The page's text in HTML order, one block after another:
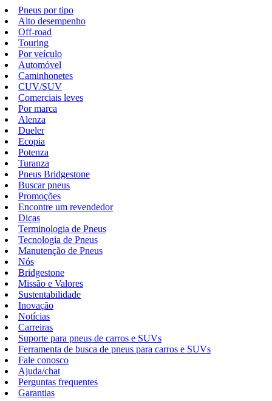
Pneus por tipo
Alto desempenho
Off-road
Touring
Por veículo
Automóvel
Caminhonetes
CUV/SUV
Comerciais leves
Por marca
Alenza
Dueler
Ecopia
Potenza
Turanza
Pneus Bridgestone
Buscar pneus
Promoções
Encontre um revendedor
Dicas
Terminologia de Pneus
Tecnologia de Pneus
Manutenção de Pneus
Nós
Bridgestone
Missão e Valores
Sustentabilidade
Inovação
Notícias
Carreiras
Suporte para pneus de carros e SUVs
Ferramenta de busca de pneus para carros e SUVs
Fale conosco
Ajuda/chat
Perguntas frequentes
Garantias